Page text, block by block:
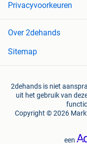
Privacyvoorkeuren
Over 2dehands
Sitemap
2dehands is niet
uit het gebruik van
Copyright © 2026
een